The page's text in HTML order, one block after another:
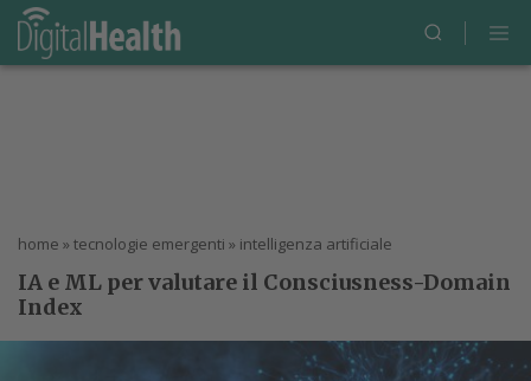
home » tecnologie emergenti » intelligenza artificiale
IA e ML per valutare il Consciusness-Domain
Index